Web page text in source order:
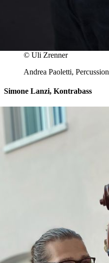
© Uli Zrenner
Andrea Paoletti, Percussion
Simone Lanzi, Kontrabass